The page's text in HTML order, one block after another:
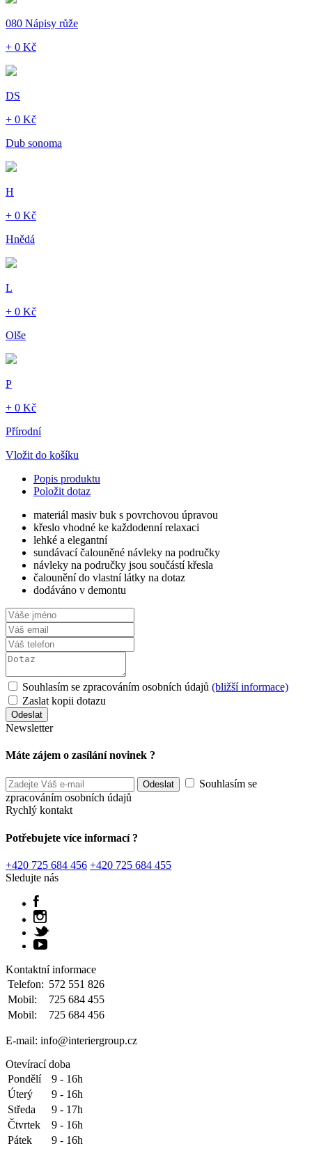
080 Nápisy růže
+ 0 Kč
DS
+ 0 Kč
Dub sonoma
H
+ 0 Kč
Hnědá
L
+ 0 Kč
Olše
P
+ 0 Kč
Přírodní
Vložit do košíku
Popis produktu
Položit dotaz
materiál masiv buk s povrchovou úpravou
křeslo vhodné ke každodenní relaxaci
lehké a elegantní
sundávací čalouněné návleky na područky
návleky na područky jsou součástí křesla
čalounění do vlastní látky na dotaz
dodáváno v demontu
Souhlasím se zpracováním osobních údajů (bližší informace)
Zaslat kopii dotazu
Newsletter
Máte zájem o zasílání novinek ?
Souhlasím se
zpracováním osobních údajů
Rychlý kontakt
Potřebujete více informací ?
+420 725 684 456 +420 725 684 455
Sledujte nás
Kontaktní informace
Telefon: 572 551 826
Mobil:
725 684 455
Mobil:
725 684 456
E-mail: info@interiergroup.cz
Otevírací doba
Pondělí
9 - 16h
Úterý
9 - 16h
Středa
9 - 17h
Čtvrtek
9 - 16h
Pátek
9 - 16h